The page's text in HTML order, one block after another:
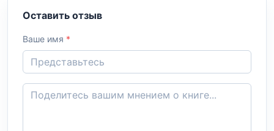
Оставить отзыв
Ваше имя *